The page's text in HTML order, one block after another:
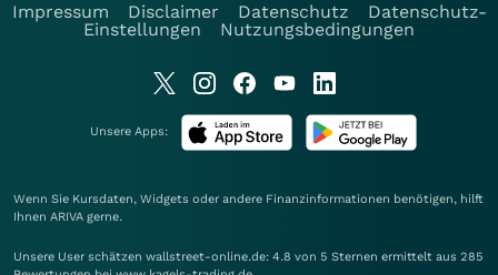
Impressum
Disclaimer Datenschutz
Datenschutz-
Einstellungen
Nutzungsbedingungen
Unsere Apps:
Wenn Sie Kursdaten, Widgets oder andere Finanzinformationen benötigen, hilft
Ihnen ARIVA gerne.
Unsere User schätzen wallstreet-online.de: 4.8 von 5 Sternen ermittelt aus 285